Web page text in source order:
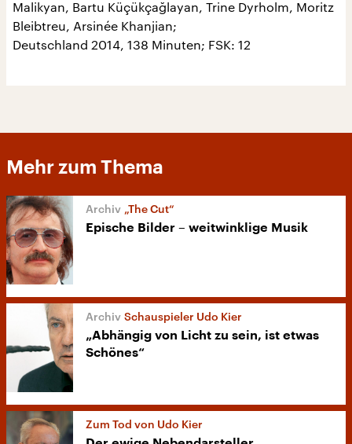
Malikyan, Bartu Küçükçağlayan, Trine Dyrholm, Moritz
Bleibtreu, Arsinée Khanjian;
Deutschland 2014, 138 Minuten; FSK: 12
Mehr zum Thema
„The Cut“
Epische Bilder – weitwinklige Musik
Schauspieler Udo Kier
„Abhängig von Licht zu sein, ist etwas
Schönes“
Zum Tod von Udo Kier